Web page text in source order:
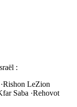
:
·Rishon LeZion
Saba ·Rehovot